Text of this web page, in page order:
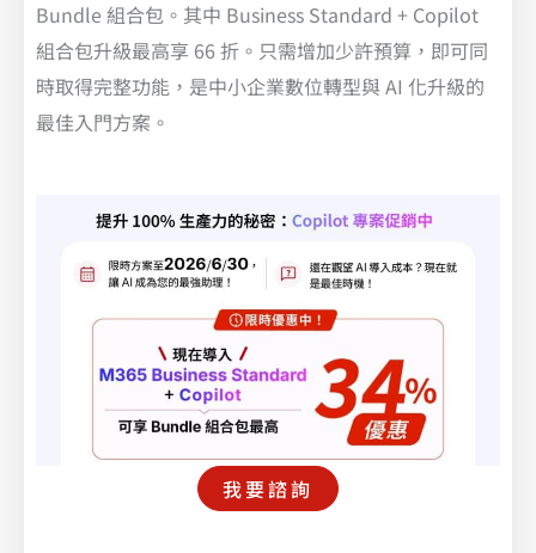
Bundle 組合包。其中 Business Standard + Copilot
組合包升級最高享 66 折。只需增加少許預算，即可同
時取得完整功能，是中小企業數位轉型與 AI 化升級的
最佳入門方案。
我要諮詢